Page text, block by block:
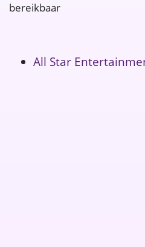
bereikbaar
All Star